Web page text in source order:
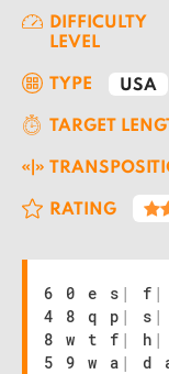
DIFFICULTY
LEVEL
TYPE USA
TARGET
RATING
6 0 e s | f |
4 8 q p | s |
8 w t f | h |
5 9 w a | d